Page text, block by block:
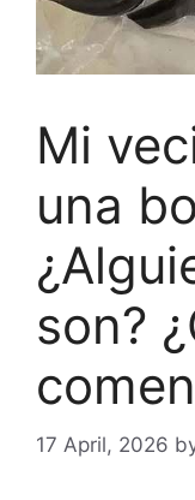
Mi
una
son?
17 April, 2026